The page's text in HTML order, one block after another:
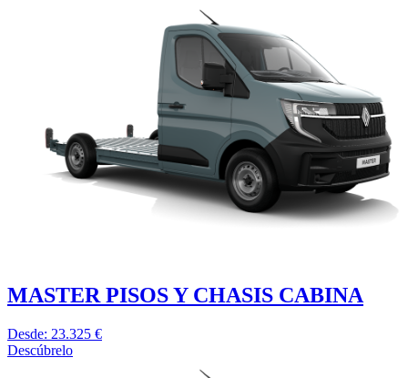
MASTER PISOS Y CHASIS CABINA
Desde: 23.325 €
Descúbrelo